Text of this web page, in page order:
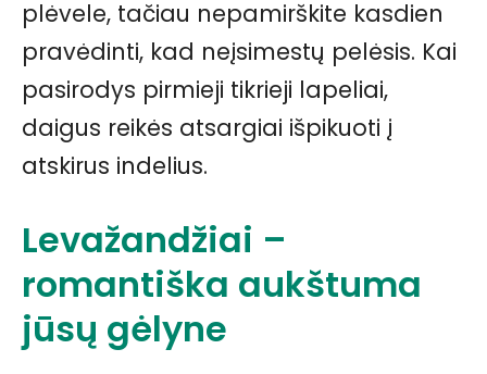
plėvele, tačiau nepamirškite kasdien
pravėdinti, kad neįsimestų pelėsis. Kai
pasirodys pirmieji tikrieji lapeliai,
daigus reikės atsargiai išpikuoti į
atskirus indelius.
Levažandžiai –
romantiška aukštuma
jūsų gėlyne